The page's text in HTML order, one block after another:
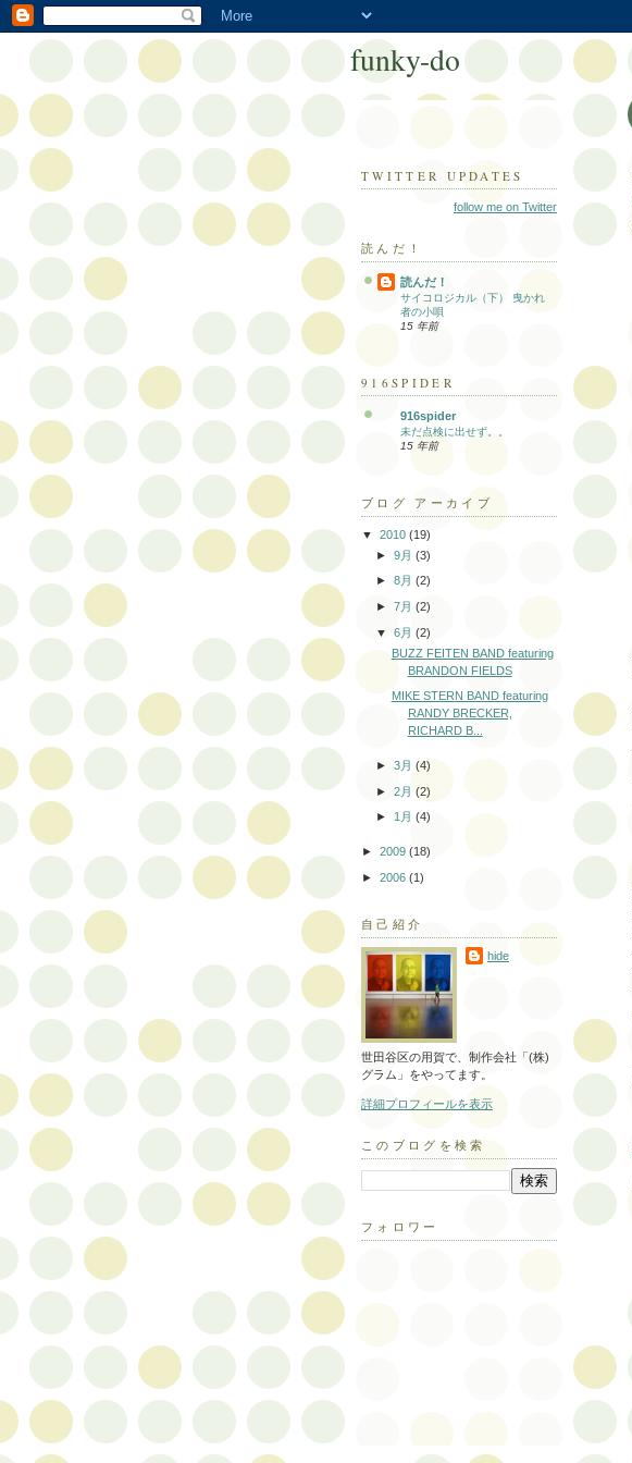
funky-do
TWITTER UPDATES
follow me on Twitter
読んだ！
読んだ！
サイコロジカル（下） 曳かれ
者の小唄
15 年前
916SPIDER
916spider
未だ点検に出せず。。
15 年前
ブログ アーカイブ
▼ 2010 (19)
►9月(3)
►8月(2)
►7月(2)
▼6月(2)
BUZZ FEITEN BAND featuring
BRANDON FIELDS
MIKE STERN BAND featuring
RANDY BRECKER,
RICHARD B...
►3月(4)
►2月(2)
► 1月(4)
► 2009 (18)
► 2006 (1)
自己紹介
hide
世田谷区の用賀で、制作会社「(株)
グラム」をやってます。
詳細プロフィールを表示
このブログを検索
フォロワー